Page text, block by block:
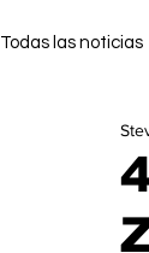
Todas las noticias